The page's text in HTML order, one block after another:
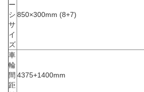
ー
シ
サ
イ
ズ
850×300mm (8+7)
車
輪
間
距
4375+1400mm